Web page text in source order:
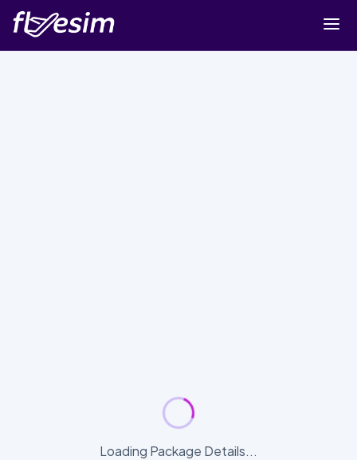
Loading Package Details...